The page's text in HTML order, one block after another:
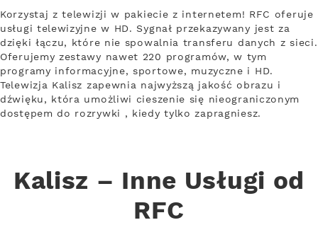
Korzystaj z telewizji w pakiecie z internetem! RFC oferuje
usługi telewizyjne w HD. Sygnał przekazywany jest za
dzięki łączu, które nie spowalnia transferu danych z sieci.
Oferujemy zestawy nawet 220 programów, w tym
programy informacyjne, sportowe, muzyczne i HD.
Telewizja Kalisz zapewnia najwyższą jakość obrazu i
dźwięku, która umożliwi cieszenie się nieograniczonym
dostępem do rozrywki , kiedy tylko zapragniesz.
Kalisz – Inne Usługi od
RFC